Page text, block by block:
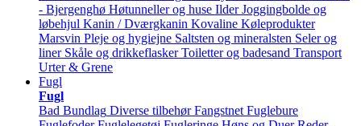
- Bjergenghø Høtunneller og huse Ilder Joggingbolde og
løbehjul Kanin / Dværgkanin Kovaline Køleprodukter
Marsvin Pleje og hygiejne Saltsten og mineralsten Seler og
liner Skåle og drikkeflasker Toiletter og badesand Transport
Urter & Grene
Fugl
Fugl
Bad Bundlag Diverse tilbehør Fangstnet Fuglebure